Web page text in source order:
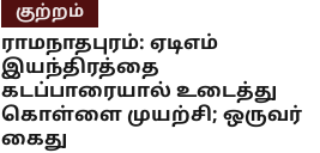
குற்றம்
ராமநாதபுரம்: ஏடிஎம்
இயந்திரத்தை
கடப்பாரையால் உடைத்து
கொள்ளை முயற்சி; ஒருவர்
கைது